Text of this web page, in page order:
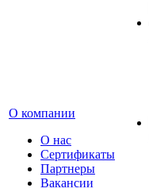
О компании
О нас
Сертификаты
Партнеры
Вакансии